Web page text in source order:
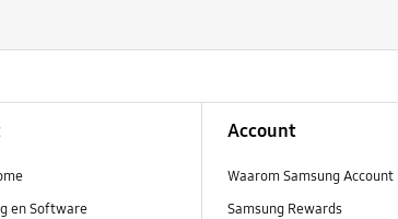
en Software
Account
Waarom Samsung Account
Samsung Rewards